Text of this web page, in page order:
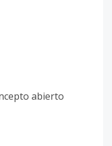
abierto